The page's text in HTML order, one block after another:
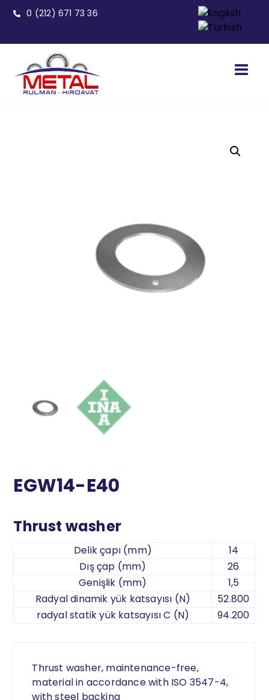
0 (212) 671 73 36
EGW14-E40
Thrust washer
Delik çapı (mm)
14
Dış çap (mm)
26
Genişlik (mm)
1,5
Radyal dinamik yük katsayısı (N)
52.800
radyal statik yük katsayısı C (N)
94.200
Thrust washer, maintenance-free,
material in accordance with ISO 3547-4,
with steel backing